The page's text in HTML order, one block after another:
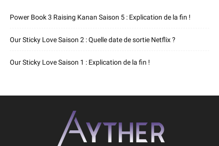
Power Book 3 Raising Kanan Saison 5 : Explication de la fin !
Our Sticky Love Saison 2 : Quelle date de sortie Netflix ?
Our Sticky Love Saison 1 : Explication de la fin !